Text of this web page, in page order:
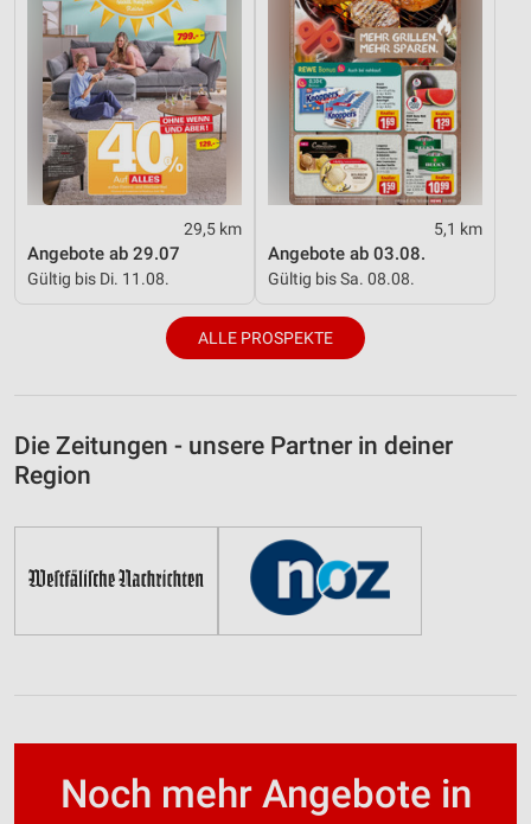
29,5 km
Angebote ab 29.07
Gültig bis Di. 11.08.
5,1 km
Angebote ab 03.08.
Gültig bis Sa. 08.08.
ALLE PROSPEKTE
Die Zeitungen - unsere Partner in deiner
Region
Noch mehr Angebote in